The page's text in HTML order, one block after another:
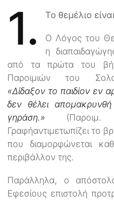
1. Το θεμέλιο
Ο Λόγος του
η
από τα πρώτα του
Παροιμιών του
«Δίδαξον το παιδίον εν
δεν θέλει
γηράση.»
Γραφήαντιμετωπίζει το
που διαμορφώνεται
περιβάλλον της.
Παράλληλα, ο
Εφεσίους επιστολή